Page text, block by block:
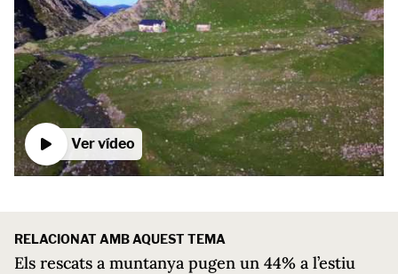
Ver vídeo
RELACIONAT AMB AQUEST TEMA
Els rescats a muntanya pugen un 44% a l’estiu